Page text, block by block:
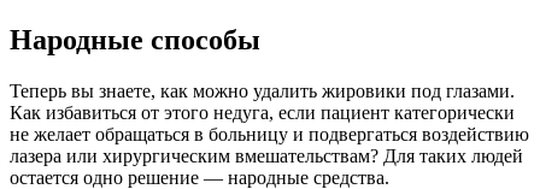
Народные способы
Теперь вы знаете, как можно удалить жировики под глазами.
Как избавиться от этого недуга, если пациент категорически
не желает обращаться в больницу и подвергаться воздействию
лазера или хирургическим вмешательствам? Для таких людей
остается одно решение — народные средства.